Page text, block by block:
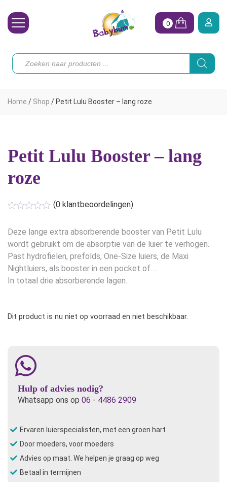
Toebehoren
Onze merken
Hoe begin ik?
0
Producten
zoeken
Home / Shop / Petit Lulu Booster – lang roze
Petit Lulu Booster – lang
roze
(0 klantbeoordelingen)
Deze lange extra absorberende booster van Petit Lulu
wordt gebruikt om de absorptie van de luier te verhogen.
Past hydrofielen, prefolds, One-Size luiers, de Maxi
Nightluiers, als booster in een pocket of….
In totaal drie absorberende lagen.
Dit product is nu niet op voorraad en niet beschikbaar.
Hulp of advies nodig?
Whatsapp ons op 06 - 4486 2909
Ervaren luierspecialisten, met een groen hart
Door moeders, voor moeders
Advies op maat. We helpen je graag op weg
Betaal in termijnen